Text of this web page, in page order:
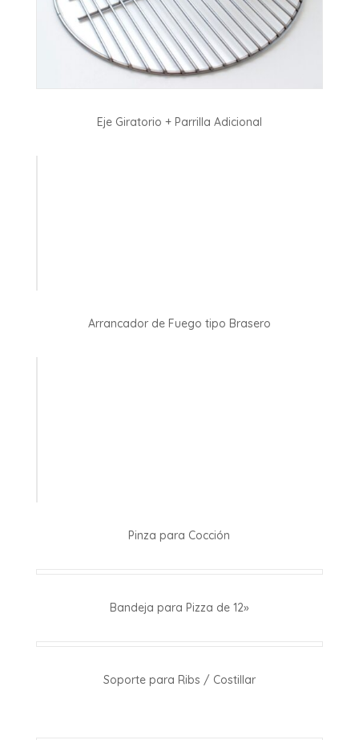
Eje Giratorio + Parrilla Adicional
Arrancador de Fuego tipo Brasero
Pinza para Cocción
Bandeja para Pizza de 12»
Soporte para Ribs / Costillar